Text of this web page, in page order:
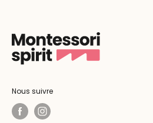
Nous suivre